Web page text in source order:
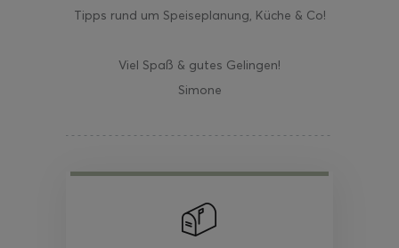
Tipps rund um Speiseplanung, Küche & Co!
Viel Spaß & gutes Gelingen!
Simone